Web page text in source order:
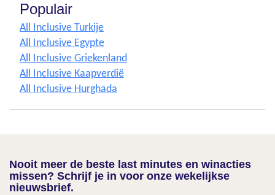
Populair
All Inclusive Turkije
All Inclusive Egypte
All Inclusive Griekenland
All Inclusive Kaapverdië
All Inclusive Hurghada
Nooit meer de beste last minutes en winacties
missen? Schrijf je in voor onze wekelijkse
nieuwsbrief.